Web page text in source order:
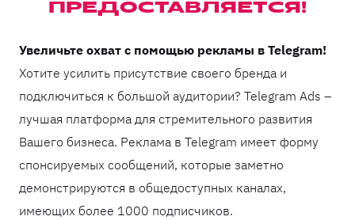
ПРЕДОСТАВЛЯЕТСЯ!
Увеличьте охват с помощью рекламы в Telegram!
Хотите усилить присутствие своего бренда и
подключиться к большой аудитории? Telegram Ads –
лучшая платформа для стремительного развития
Вашего бизнеса. Реклама в Telegram имеет форму
спонсируемых сообщений, которые заметно
демонстрируются в общедоступных каналах,
имеющих более 1000 подписчиков.